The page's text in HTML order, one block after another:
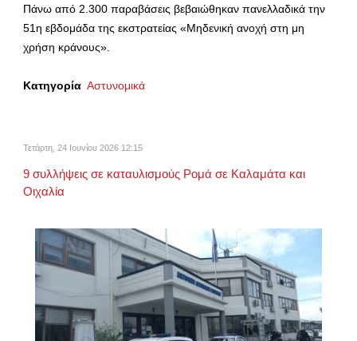
Πάνω από 2.300 παραβάσεις βεβαιώθηκαν πανελλαδικά την
51η εβδομάδα της εκστρατείας «Μηδενική ανοχή στη μη
χρήση κράνους».
Κατηγορία Αστυνομικά
Τετάρτη, 24 Ιουνίου 2026 12:15
9 συλλήψεις σε καταυλισμούς Ρομά σε Καλαμάτα και
Οιχαλία